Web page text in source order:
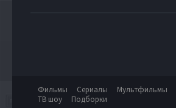
Фильмы Сериалы Мультфильмы
ТВ шоу
Подборки